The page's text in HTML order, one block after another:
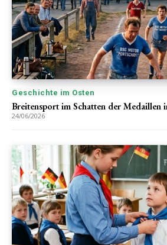
Geschichte im Osten
Breitensport im Schatten der Medaillen
24/06/2026